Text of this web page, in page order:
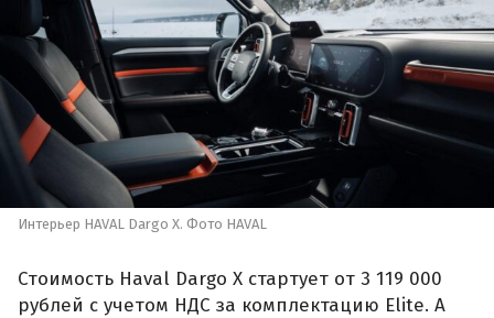
Интерьер HAVAL Dargo X. Фото HAVAL
Стоимость Haval Dargo X стартует от 3 119 000
рублей с учетом НДС за комплектацию Elite. А